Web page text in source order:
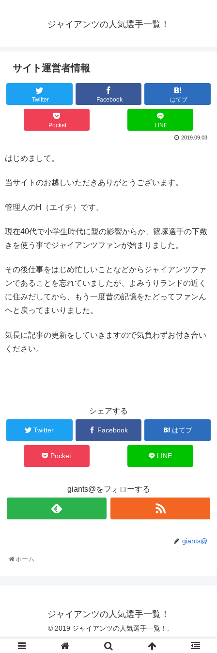
ジャイアンツの人気選手一覧！
サイト運営者情報
Twitter Facebook はてブ
Pocket LINE
2019.09.03
はじめまして。
当サイトのお越しいただきありがとうございます。
管理人のH（エイチ）です。
現在40代で小学生時代に親の影響からか、篠塚選手の下敷
きを使う事でジャイアンツファンが始まりました。
その後仕事をはじめ忙しいことなどからジャイアンツファ
ンであることを忘れていましたが、よみうりランドの近く
に住みだしてから、もう一度昔の記憶をたどってファンん
ヘと戻ってまいりました。
気長に記事の更新をしていきますので気負わずお付き合い
ください。
シェアする
Twitter Facebook はてブ
Pocket LINE
giants@をフォローする
giants@
ホーム
ジャイアンツの人気選手一覧！
© 2019 ジャイアンツの人気選手一覧！.